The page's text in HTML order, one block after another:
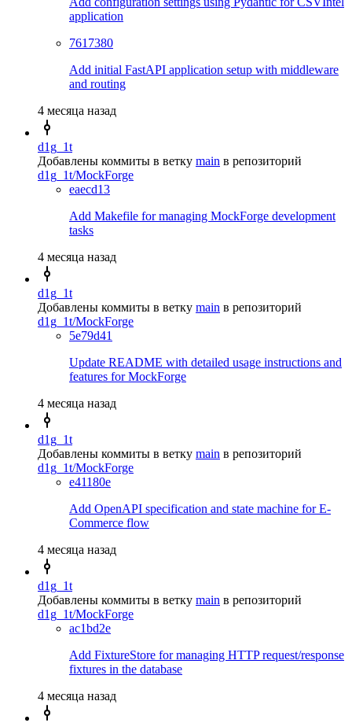
application
7617380
Add initial FastAPI application setup with middleware
and routing
4 месяца назад
d1g_1t
Добавлены коммиты в ветку main в репозиторий
d1g_1t/MockForge
eaecd13
Add Makefile for managing MockForge development
tasks
4 месяца назад
d1g_1t
Добавлены коммиты в ветку main в репозиторий
d1g_1t/MockForge
5e79d41
Update README with detailed usage instructions and
features for MockForge
4 месяца назад
d1g_1t
Добавлены коммиты в ветку main в репозиторий
d1g_1t/MockForge
e41180e
Add OpenAPI specification and state machine for E-
Commerce flow
4 месяца назад
d1g_1t
Добавлены коммиты в ветку main в репозиторий
d1g_1t/MockForge
ac1bd2e
Add FixtureStore for managing HTTP request/response
fixtures in the database
4 месяца назад